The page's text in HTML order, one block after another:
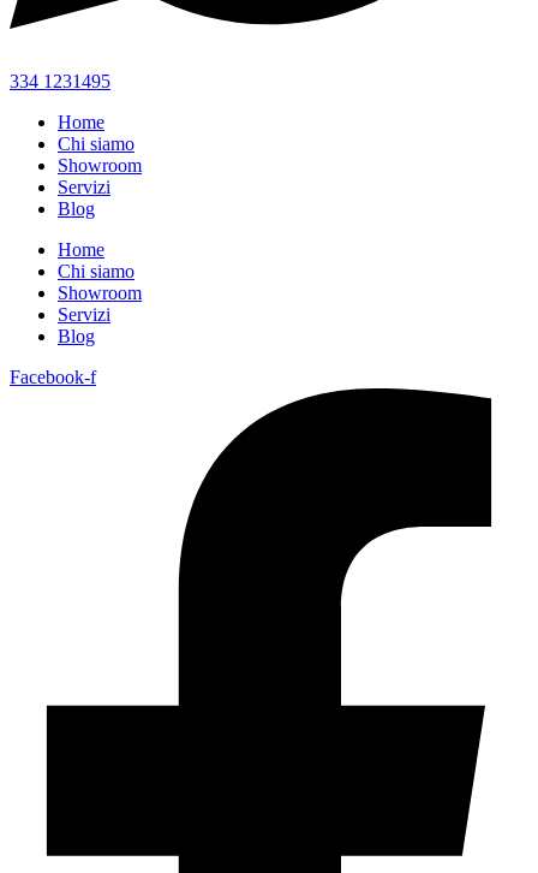
334 1231495
Home
Chi siamo
Showroom
Servizi
Blog
Home
Chi siamo
Showroom
Servizi
Blog
Facebook-f